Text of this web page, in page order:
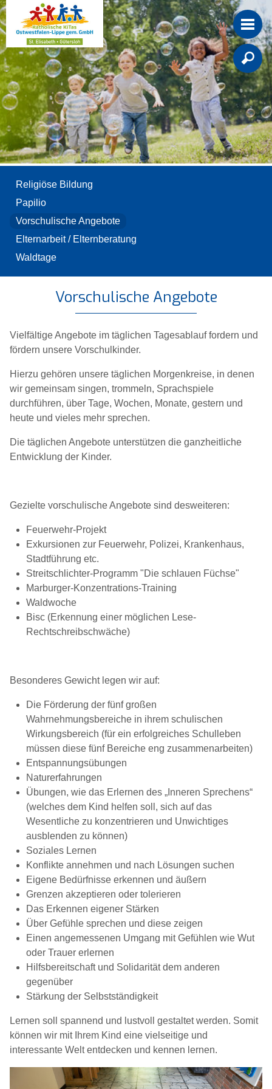

Religiöse Bildung
Papilio
Vorschulische Angebote
Elternarbeit / Elternberatung
Waldtage
Vorschulische Angebote
Vielfältige Angebote im täglichen Tagesablauf fordern und
fördern unsere Vorschulkinder.
Hierzu gehören unsere täglichen Morgenkreise, in denen
wir gemeinsam singen, trommeln, Sprachspiele
durchführen, über Tage, Wochen, Monate, gestern und
heute und vieles mehr sprechen.
Die täglichen Angebote unterstützen die ganzheitliche
Entwicklung der Kinder.
Gezielte vorschulische Angebote sind desweiteren:
Feuerwehr-Projekt
Exkursionen zur Feuerwehr, Polizei, Krankenhaus,
Stadtführung etc.
Streitschlichter-Programm "Die schlauen Füchse"
Marburger-Konzentrations-Training
Waldwoche
Bisc (Erkennung einer möglichen Lese-
Rechtschreibschwäche)
Besonderes Gewicht legen wir auf:
Die Förderung der fünf großen
Wahrnehmungsbereiche in ihrem schulischen
Wirkungsbereich (für ein erfolgreiches Schulleben
müssen diese fünf Bereiche eng zusammenarbeiten)
Entspannungsübungen
Naturerfahrungen
Übungen, wie das Erlernen des „Inneren Sprechens“
(welches dem Kind helfen soll, sich auf das
Wesentliche zu konzentrieren und Unwichtiges
ausblenden zu können)
Soziales Lernen
Konflikte annehmen und nach Lösungen suchen
Eigene Bedürfnisse erkennen und äußern
Grenzen akzeptieren oder tolerieren
Das Erkennen eigener Stärken
Über Gefühle sprechen und diese zeigen
Einen angemessenen Umgang mit Gefühlen wie Wut
oder Trauer erlernen
Hilfsbereitschaft und Solidarität dem anderen
gegenüber
Stärkung der Selbstständigkeit
Lernen soll spannend und lustvoll gestaltet werden. Somit
können wir mit Ihrem Kind eine vielseitige und
interessante Welt entdecken und kennen lernen.